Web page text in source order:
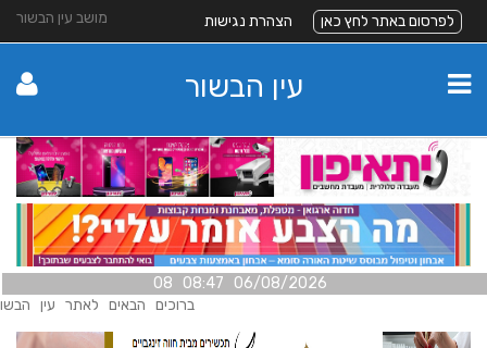
מושב עין הבשור לפרסום באתר לחץ כאן הצהרת נגישות
עין הבשור
06/08/2026 08:47 08
ברוכים הבאים לאתר עין הבשור